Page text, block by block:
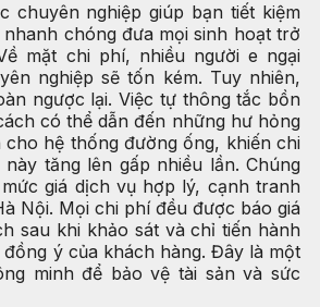
chuyên nghiệp giúp bạn tiết kiệm
chóng đưa mọi sinh hoạt trở
mặt chi phí, nhiều người e ngại
nghiệp sẽ tốn kém. Tuy nhiên,
ngược lại. Việc tự thông tắc bồn
có thể dẫn đến những hư hỏng
cho hệ thống đường ống, khiến chi
tăng lên gấp nhiều lần. Chúng
giá dịch vụ hợp lý, cạnh tranh
Nội. Mọi chi phí đều được báo giá
sau khi khảo sát và chỉ tiến hành
ý của khách hàng. Đây là một
minh để bảo vệ tài sản và sức